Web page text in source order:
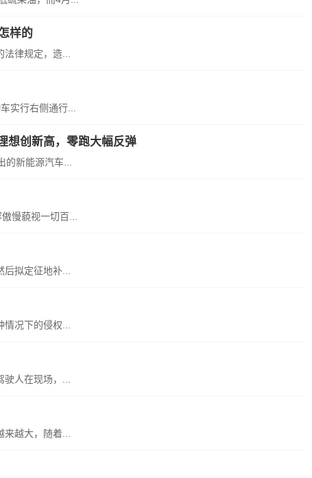
样的
律规定，造...
实行右侧通行...
想创新高，零跑大幅反弹
新能源汽车...
慢藐视一切百...
拟定征地补...
况下的侵权...
人在现场，...
越大，随着...